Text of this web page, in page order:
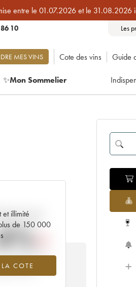
entre le 01.07.2026 et le 31.08.2026
10 Les
MES VINS Cote des vins Guide
✨Mon Sommelier
et illimité
de 150 000
COTE
de la cote
millésime 1958
à 2025